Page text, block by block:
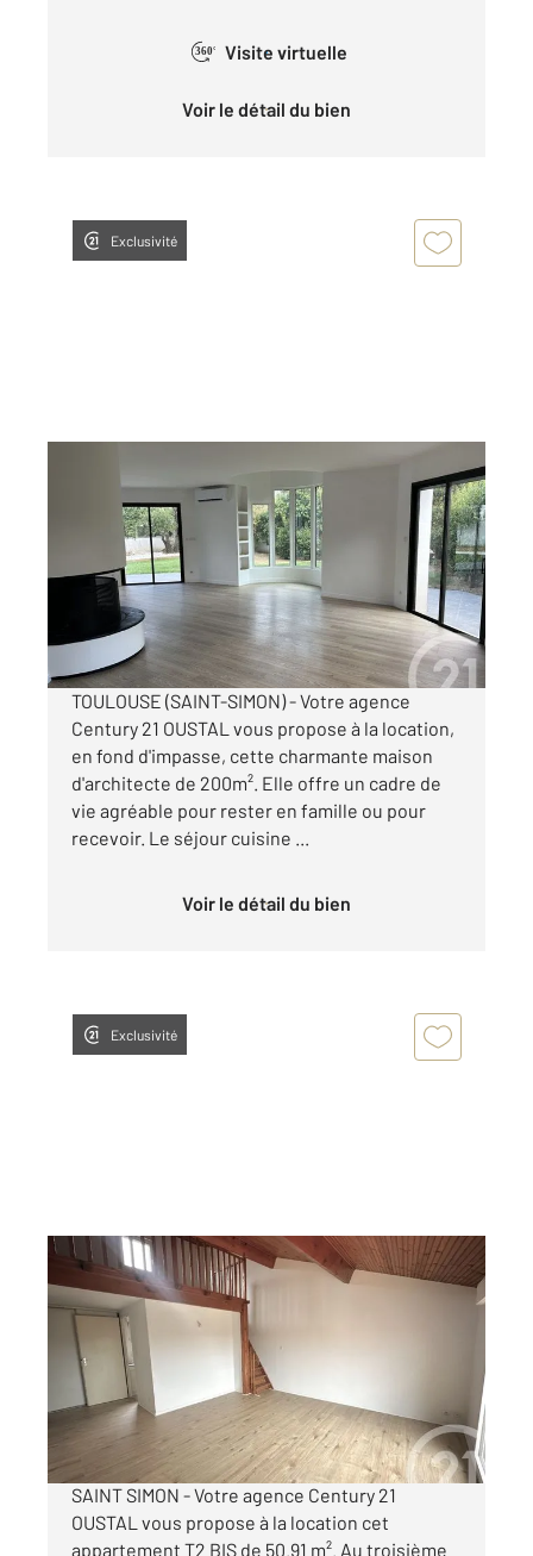
360° Visite virtuelle
Voir le détail du bien
Exclusivité
TOULOUSE 31
199,65 m2, 6 pièces
Ref : 2107
Maison à louer
2 000 €
par mois charges comprises
TOULOUSE (SAINT-SIMON) - Votre agence
Century 21 OUSTAL vous propose à la location,
en fond d'impasse, cette charmante maison
d'architecte de 200m². Elle offre un cadre de
vie agréable pour rester en famille ou pour
recevoir. Le séjour cuisine ...
Voir le détail du bien
Exclusivité
TOULOUSE 31
50,91 m2 , 2 pièces
Ref : 2119
Appartement T2 à louer
714,84 €
par mois charges comprises
SAINT SIMON - Votre agence Century 21
OUSTAL vous propose à la location cet
appartement T2 BIS de 50.91 m². Au troisième